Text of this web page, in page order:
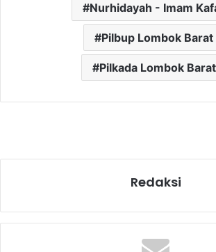
Nurhidayah - Imam
Pilbup Lombok Barat
Pilkada Lombok Barat
Redaksi